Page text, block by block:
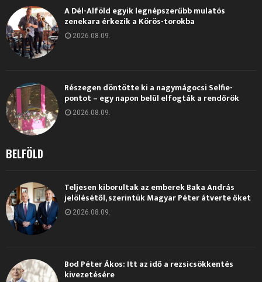
A Dél-Alföld egyik legnépszerűbb mulatós
zenekara érkezik a Körös-torokba
2026.08.09.
Részegen döntötte ki a nagymágocsi Selfie-
pontot – egy napon belül elfogták a rendőrök
2026.08.09.
BELFÖLD
Teljesen kiborultak az emberek Baka András
jelölésétől, szerintük Magyar Péter átverte őket
2026.08.09.
Bod Péter Ákos: Itt az idő a rezsicsökkentés
kivezetésére